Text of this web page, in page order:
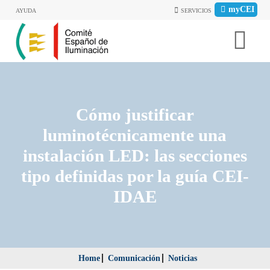
AYUDA myCEI
SERVICIOS
Cómo justificar
luminotécnicamente una
instalación LED: las secciones
tipo definidas por la guía CEI-
IDAE
Home Comunicación Noticias